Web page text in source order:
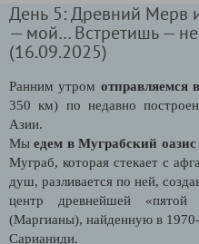
День 5: Древний Мерв
— мой… Встретишь — не
(16.09.2025)
Ранним утром отправляемся
350 км) по недавно
Азии.
Мы едем в Муграбский оазис
Муграб, которая стекает с
душ, разливается по ней,
центр древнейшей «пятой
(Маргианы), найденную в
Сарианиди.